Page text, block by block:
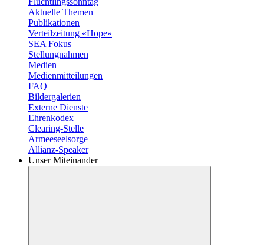
Aktuelle Themen
Publikationen
Verteilzeitung «Hope»
SEA Fokus
Stellungnahmen
Medien
Medienmitteilungen
FAQ
Bildergalerien
Externe Dienste
Ehrenkodex
Clearing-Stelle
Armeeseelsorge
Allianz-Speaker
Unser Miteinander